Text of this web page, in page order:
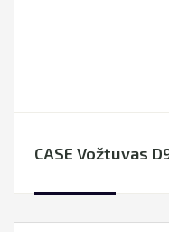
CASE Vožtuvas